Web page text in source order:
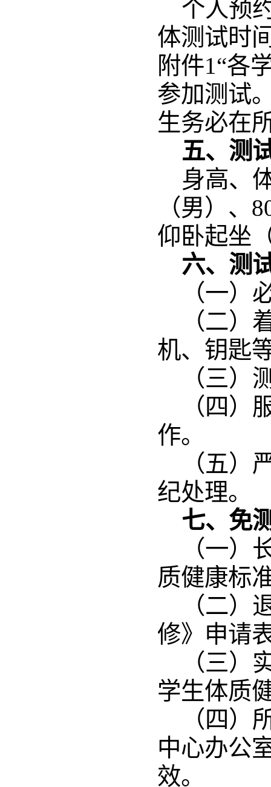
个人预
体测试时
附件1“各
参加测试
生务必在
五、测
身高、
（男）、
仰卧起坐
六、测
（一）
（二）
机、钥匙
（三）
（四）
作。
（五）
纪处理。
七、免
（一）
质健康标
（二）
修》申请
（三）
学生体质
（四）
中心办公
效。